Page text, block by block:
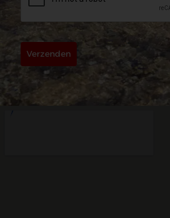
Verzenden